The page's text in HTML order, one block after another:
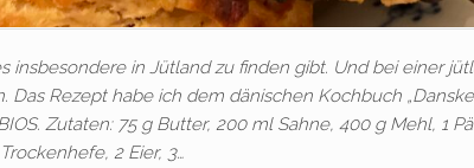
insbesondere in Jütland zu finden gibt. Und bei einer
Rezept habe ich dem dänischen Kochbuch
Zutaten: 75 g Butter, 200 ml Sahne, 400 g Mehl, 1
Trockenhefe, 2 Eier, 3…